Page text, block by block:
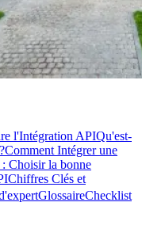
l'Intégration APIQu'est-
Comment Intégrer une
: Choisir la bonne
Chiffres Clés et
GlossaireChecklist